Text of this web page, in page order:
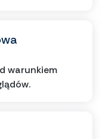
warunkiem